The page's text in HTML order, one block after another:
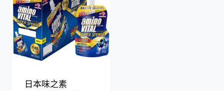
日本味之素